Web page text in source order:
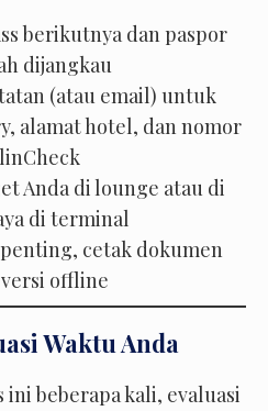
berikutnya dan paspor
dijangkau
(atau email) untuk
alamat hotel, dan nomor
Anda di lounge atau di
di terminal
cetak dokumen
offline
Waktu Anda
beberapa kali, evaluasi